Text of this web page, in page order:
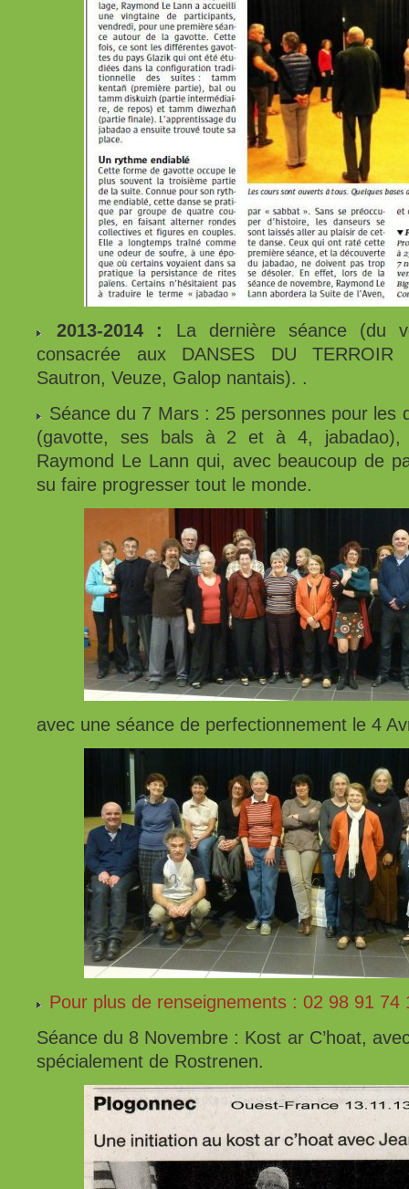
2013-2014 :
La dernière séance (du
consacrée aux DANSES DU TERROIR
Sautron, Veuze, Galop nantais). .
Séance du 7 Mars : 25 personnes pour les
(gavotte, ses bals à 2 et à 4, jabadao),
Raymond Le Lann qui, avec beaucoup de
su faire progresser tout le monde.
avec une séance de perfectionnement le 4
Pour plus de renseignements : 02 98 91 74
Séance du 8 Novembre : Kost ar C’hoat,
spécialement de Rostrenen.